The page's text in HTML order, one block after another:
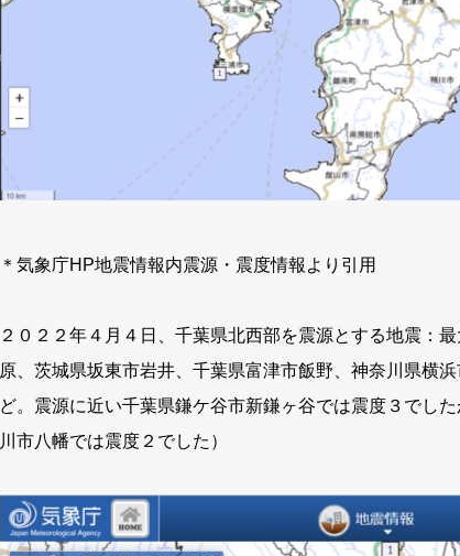
＊気象庁HP地震情報内震源・震度情報より引用
２０２２年４月４日、千葉県北西部を震源とする地震：
原、茨城県坂東市岩井、千葉県富津市飯野、神奈川県横
ど。震源に近い千葉県鎌ケ谷市新鎌ヶ谷では震度３でし
川市八幡では震度２でした）